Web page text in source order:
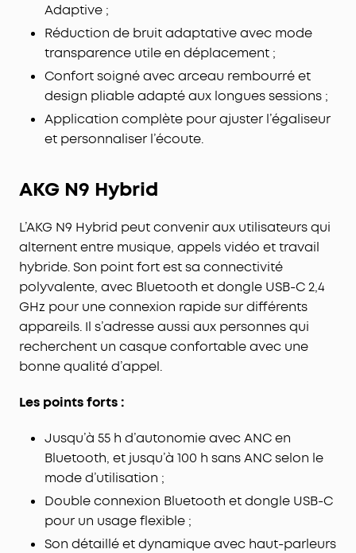
Adaptive ;
Réduction de bruit adaptative avec mode
transparence utile en déplacement ;
Confort soigné avec arceau rembourré et
design pliable adapté aux longues sessions ;
Application complète pour ajuster l’égaliseur
et personnaliser l’écoute.
AKG N9 Hybrid
L’AKG N9 Hybrid peut convenir aux utilisateurs qui
alternent entre musique, appels vidéo et travail
hybride. Son point fort est sa connectivité
polyvalente, avec Bluetooth et dongle USB-C 2,4
GHz pour une connexion rapide sur différents
appareils. Il s’adresse aussi aux personnes qui
recherchent un casque confortable avec une
bonne qualité d’appel.
Les points forts :
Jusqu’à 55 h d’autonomie avec ANC en
Bluetooth, et jusqu’à 100 h sans ANC selon le
mode d’utilisation ;
Double connexion Bluetooth et dongle USB-C
pour un usage flexible ;
Son détaillé et dynamique avec haut-parleurs